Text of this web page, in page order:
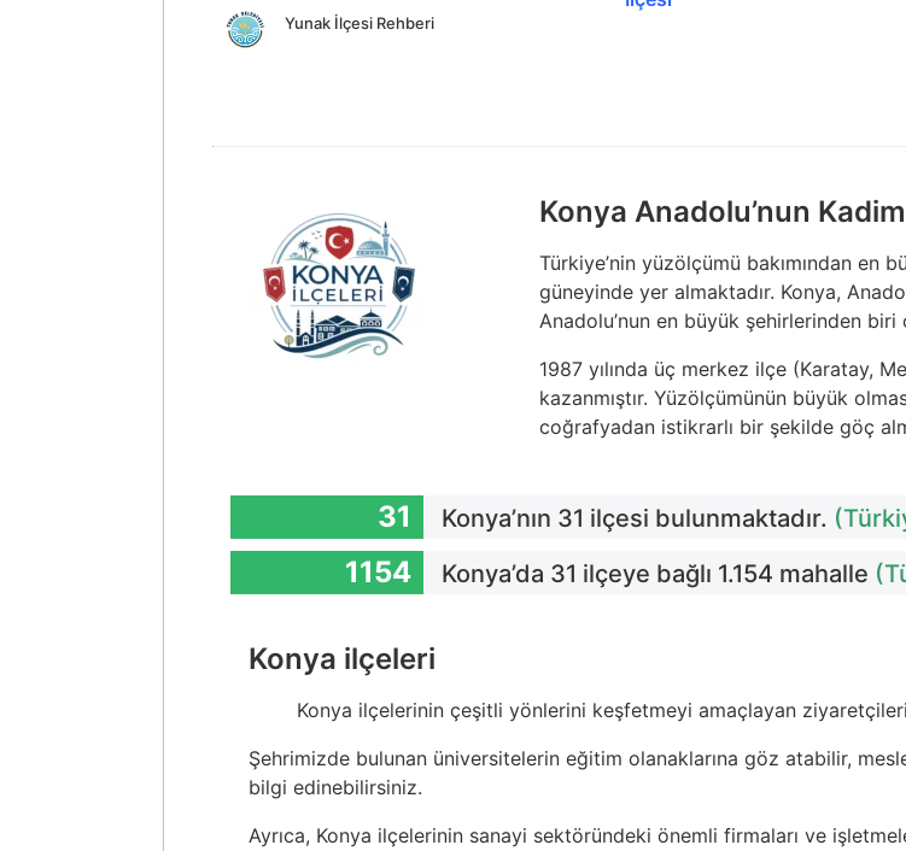
Yunak İlçesi Rehberi
Konya Anadolu’nun
Türkiye’nin yüzölçümü bakımından en
güneyinde yer almaktadır. Konya,
Anadolu’nun en büyük şehirlerinden biri
1987 yılında üç merkez ilçe (Karatay,
kazanmıştır. Yüzölçümünün büyük
coğrafyadan istikrarlı bir şekilde göç
31 Konya’nın 31 ilçesi bulunmaktadır.
1154 Konya’da 31 ilçeye bağlı 1.154 mahalle
Konya ilçeleri
Konya ilçelerinin çeşitli yönlerini keşfetmeyi amaçlayan
Şehrimizde bulunan üniversitelerin eğitim olanaklarına göz atabilir,
bilgi edinebilirsiniz.
Ayrıca, Konya ilçelerinin sanayi sektöründeki önemli firmaları ve